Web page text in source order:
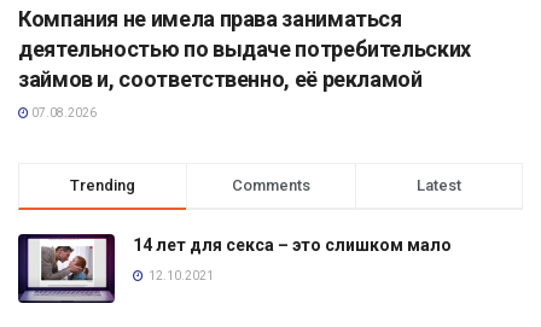
Компания не имела права заниматься
деятельностью по выдаче потребительских
займов и, соответственно, её рекламой
07.08.2026
Trending Comments Latest
14 лет для секса – это слишком мало
12.10.2021